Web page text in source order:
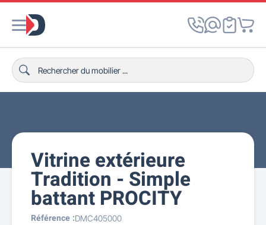
Vitrine extérieure
Tradition - Simple
battant PROCITY
Référence :DMC405000